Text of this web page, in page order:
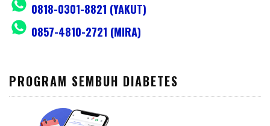
0818-0301-8821 (YAKUT)
0857-4810-2721 (MIRA)
PROGRAM SEMBUH DIABETES